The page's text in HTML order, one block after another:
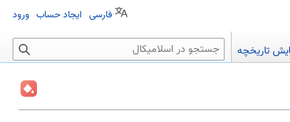
فارسی ایجاد حساب ورود
تاریخچه جستجو